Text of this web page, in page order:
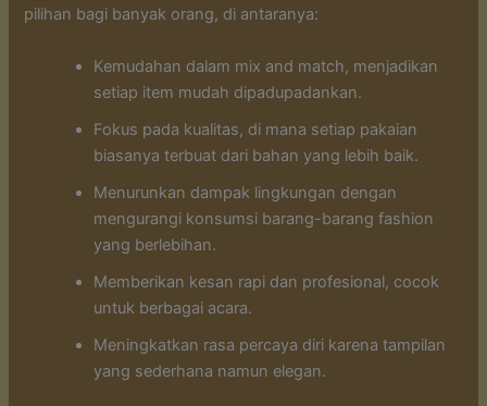
pilihan bagi banyak orang, di antaranya:
Kemudahan dalam mix and match, menjadikan
setiap item mudah dipadupadankan.
Fokus pada kualitas, di mana setiap pakaian
biasanya terbuat dari bahan yang lebih baik.
Menurunkan dampak lingkungan dengan
mengurangi konsumsi barang-barang fashion
yang berlebihan.
Memberikan kesan rapi dan profesional, cocok
untuk berbagai acara.
Meningkatkan rasa percaya diri karena tampilan
yang sederhana namun elegan.